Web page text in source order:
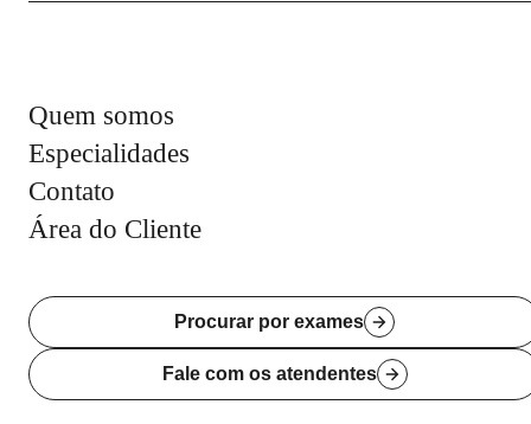
Quem somos
Especialidades
Contato
Área do Cliente
Procurar por exames
Fale com os atendentes